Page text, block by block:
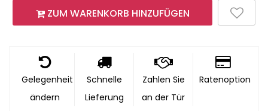
ZUM WARENKORB HINZUFÜGEN
Gelegenheit
ändern
Schnelle
Lieferung
Zahlen Sie
an der Tür
Ratenoption